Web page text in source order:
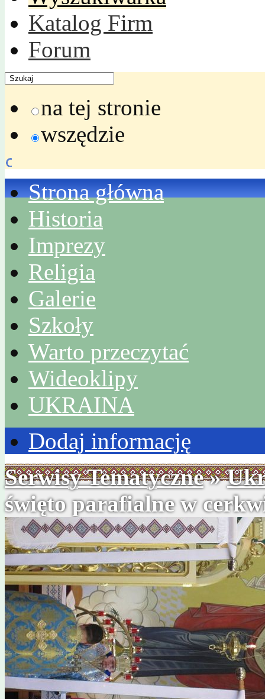
Katalog Firm
Forum
na tej stronie
wszędzie
Strona główna
Historia
Imprezy
Religia
Galerie
Szkoły
Warto przeczytać
Wideoklipy
UKRAINA
Dodaj informację
Serwisy Tematyczne»
święto parafialne w